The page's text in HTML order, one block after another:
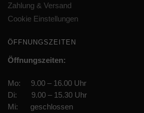
Zahlung & Versand
Cookie Einstellungen
ÖFFNUNGSZEITEN
Öffnungszeiten:
Mo: 9.00 – 16.00 Uhr
Di: 9.00 – 15.30 Uhr
Mi: geschlossen